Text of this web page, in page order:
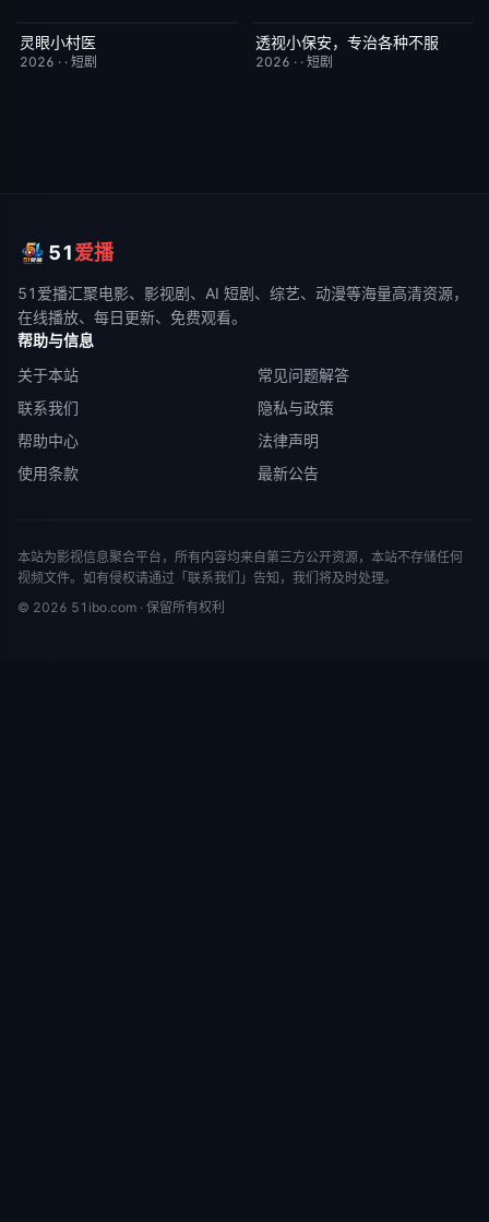
完结
灵眼小村医
2026 · · 短剧
完结
透视小保安，专治各种不服
2026 · · 短剧
51爱播
51爱播汇聚电影、影视剧、AI 短剧、综艺、动漫等海量高清资源，
在线播放、每日更新、免费观看。
帮助与信息
关于本站
常见问题解答
联系我们
隐私与政策
帮助中心
法律声明
使用条款
最新公告
本站为影视信息聚合平台，所有内容均来自第三方公开资源，本站不存储任何
视频文件。如有侵权请通过「联系我们」告知，我们将及时处理。
© 2026 51ibo.com · 保留所有权利